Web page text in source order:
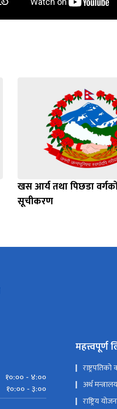
खस आर्य तथा पिछडा
सूचीकरण
१०:०० - ४:००
१०:०० - ३:००
महत्त्वपूर्ण
राष्ट्रपतिको
अर्थ मन्त्रालय
राष्ट्रिय